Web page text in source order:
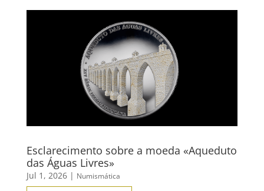
Esclarecimento sobre a moeda «Aqueduto
das Águas Livres»
Jul 1, 2026| Numismática